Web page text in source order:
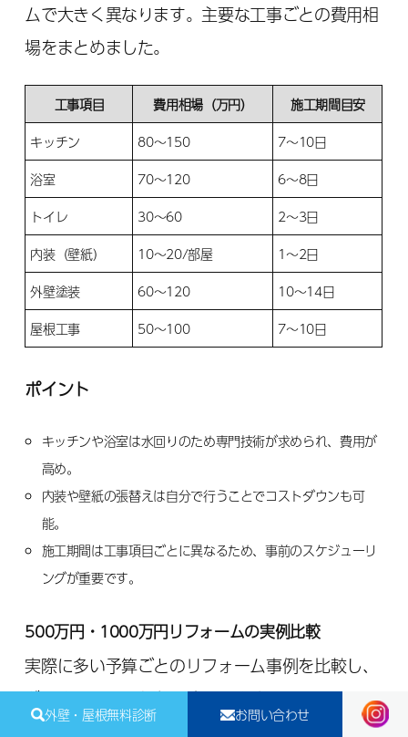
外壁・屋根無料診断 お問い合わせ
ムで大きく異なります。主要な工事ごとの費用相
場をまとめました。
工事項目 費用相場（万円）
施工期間目安
キッチン
80～150
7～10日
浴室
70～120
6～8日
トイレ
30～60
2～3日
内装（壁紙）
10～20/部屋
1～2日
外壁塗装
60～120
10～14日
屋根工事
50～100 7～10日
ポイント
キッチンや浴室は水回りのため専門技術が求められ、費用が
高め。
内装や壁紙の張替えは自分で行うことでコストダウンも可
能。
施工期間は工事項目ごとに異なるため、事前のスケジューリ
ングが重要です。
500万円・1000万円リフォームの実例比較
実際に多い予算ごとのリフォーム事例を比較し、
どこまでできるかを明確にします。